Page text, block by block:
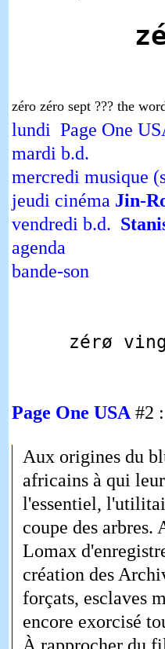
zéro zéro sept ??? the
lundi Page One
mardi b.d.
mercredi musique
jeudi cinéma Jin-
vendredi b.d.
agenda
bande-son
zérø
Page One USA #2
Aux origines du
africains à qui
l'essentiel,
coupe des arbres.
Lomax
création des
forçats, esclaves
encore exorcisé